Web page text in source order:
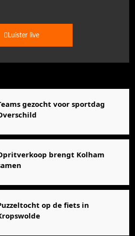
Luister live
gezocht voor sportdag
brengt Kolham
op de fiets in